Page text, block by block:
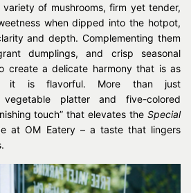
of mushrooms, firm yet tender,
when dipped into the hotpot,
and depth. Complementing them
dumplings, and crisp seasonal
create a delicate harmony that is as
it is flavorful. More than just
vegetable platter and five-colored
touch” that elevates the Special
at OM Eatery – a taste that lingers